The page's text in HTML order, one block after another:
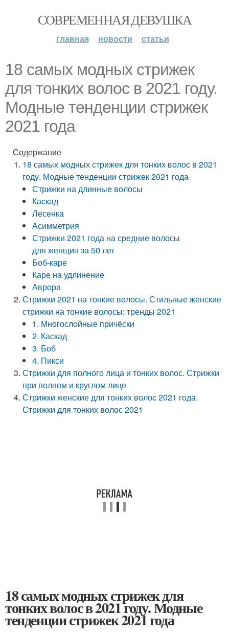
СОВРЕМЕННАЯ ДЕВУШКА
главная новости статьи
18 самых модных стрижек
для тонких волос в 2021 году.
Модные тенденции стрижек
2021 года
Содержание
18 самых модных стрижек для тонких волос в 2021
году. Модные тенденции стрижек 2021 года
Стрижки на длинные волосы
Каскад
Лесенка
Асимметрия
Стрижки 2021 года на средние волосы
для женщин за 50 лет
Боб-каре
Каре на удлинение
Аврора
Стрижки 2021 на тонкие волосы. Стильные женские
стрижки на тонкие волосы: тренды 2021
1. Многослойные причёски
2. Каскад
3. Боб
4. Пикси
Стрижки для полного лица и тонких волос. Стрижки
при полном и круглом лице
Стрижки женские для тонких волос 2021 года.
Стрижки для тонких волос 2021
18 самых модных стрижек для
тонких волос в 2021 году. Модные
тенденции стрижек 2021 года